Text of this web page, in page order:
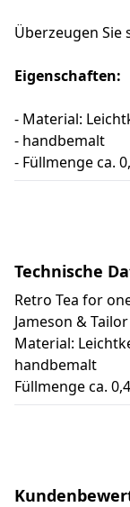
Überzeugen Sie
Eigenschaften:
- Material:
- handbemalt
- Füllmenge ca.
Technische
Retro Tea for
Jameson & Tailor
Material:
handbemalt
Füllmenge ca.